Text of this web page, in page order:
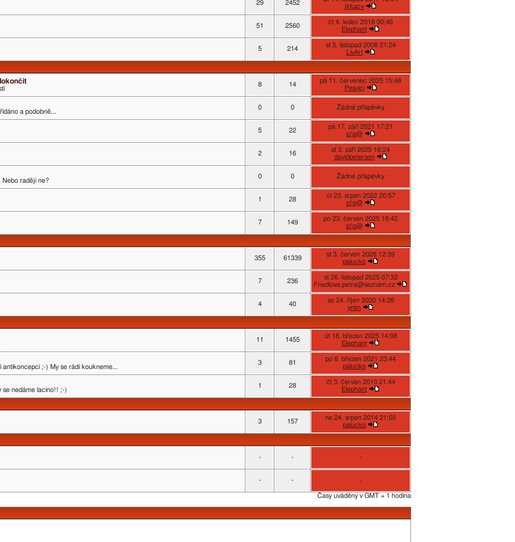
29 2452
jirkacv
51 2560
čt 4. leden 2018 00:46
Elephant
5 214
st 5. listopad 2008 21:24
LivArt
8 14
pá 11. červenec 2025 15:48
Pesvici
a podobně...
0 0 Žádné příspěvky
5 22
pá 17. září 2021 17:21
p!p@
2 16
st 3. září 2025 16:24
davidpeterson
Nebo raději ne?
0 0 Žádné příspěvky
1 28
út 23. srpen 2022 20:57
p!p@
7 149
po 23. červen 2025 16:42
p!p@
355 61339
st 3. červen 2026 12:39
palucko
7 236
st 26. listopad 2025 07:32
Friedlova.petra@seznam.cz
4 40
so 24. říjen 2020 14:28
ynim
11 1455
út 18. březen 2025 14:08
Elephant
antikoncepci ;-) My se rádi koukneme...
3 81
po 8. březen 2021 23:44
palucko
se nedáme lacino!! ;-)
1 28
čt 3. červen 2010 21:44
Elephant
3 157
ne 24. srpen 2014 21:55
palucko
- - -
- - -
Časy uváděny v GMT + 1 hodina